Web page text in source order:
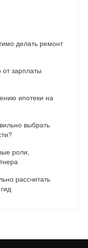
делать ремонт
зарплаты
ипотеки на
выбрать
роли,
рассчитать